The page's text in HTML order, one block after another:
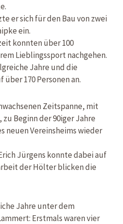
er sich für den Bau von zwei
ein.
konnten über 100
Lieblingssport nachgehen.
Jahre und die
170 Personen an.
Zeitspanne, mit
Beginn der 90iger Jahre
neuen Vereinsheims wieder
Jürgens konnte dabei auf
der Hölter blicken die
Jahre unter dem
Erstmals waren vier